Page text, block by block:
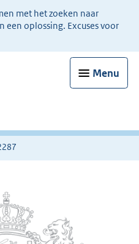
met het zoeken naar
een oplossing. Excuses voor
Menu